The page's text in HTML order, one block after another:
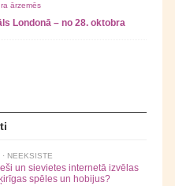
ārzemēs
Londonā – no 28. oktobra
NEEKSISTE
un sievietes internetā izvēlas
spēles un hobijus?